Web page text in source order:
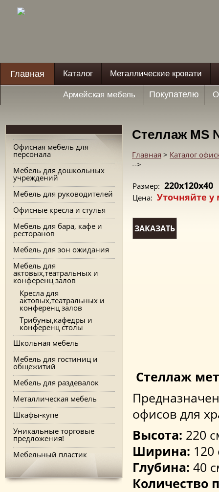
Главная Каталог Металлические кровати
Армейская мебель Покупателю
Офисная мебель для
персонала
Мебель для дошкольных
учреждений
Мебель для руководителей
Офисные кресла и стулья
Мебель для бара, кафе и
ресторанов
Мебель для зон ожидания
Мебель для
актовых,театральных и
конференц залов
Кресла для
актовых,театральных и
конференц залов
Трибуны,кафедры и
конференц столы
Школьная мебель
Мебель для гостиниц и
общежитий
Мебель для раздевалок
Металлическая мебель
Шкафы-купе
Уникальные торговые
предложения!
Мебельный пластик
Стеллаж MS
Главная > Каталог
-->
Размер: 220х120х40
Цена: Уточняйте
ЗАКАЗАТЬ
Стеллаж
офисов для
Высота: 220
Ширина: 120
Глубина: 40
Количество